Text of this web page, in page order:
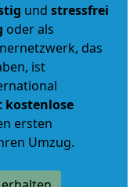
und stressfrei
oder als
das
ist
kostenlose
ersten
Umzug.